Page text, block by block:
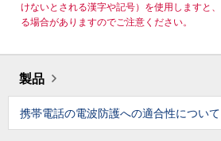
けないとされる漢字や記号）を使用しますと
る場合がありますのでご注意ください。
製品
携帯電話の電波防護への適合性について